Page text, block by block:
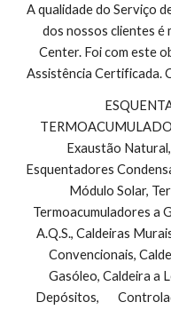
A qualidade do Serviço
dos nossos clientes é
Center. Foi com este
Assistência Certificada.
Exaustão
Esquentadores
Módulo Solar,
Termoacumuladores a
A.Q.S., Caldeiras
Convencionais,
Gasóleo, Caldeira a
Depósitos,